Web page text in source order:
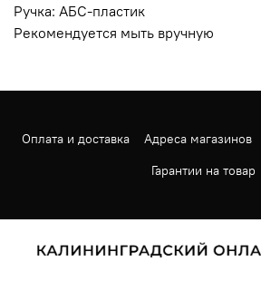
Ручка: АБС-пластик
Рекомендуется мыть вручную
Оплата и доставка Адреса магазинов
Гарантии на товар